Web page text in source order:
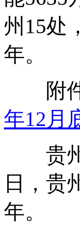
州15处
年。
附件
年12月
贵州
日，贵
年。